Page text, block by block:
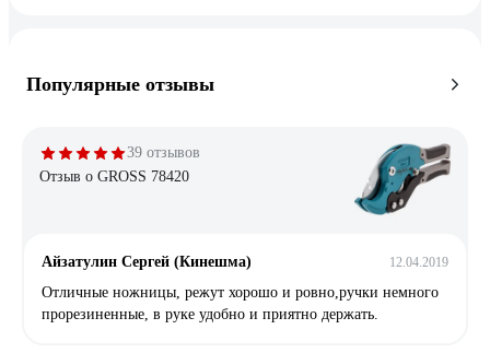
Популярные отзывы
39 отзывов
Отзыв о GROSS 78420
Айзатулин Сергей (Кинешма) 12.04.2019
Отличные ножницы, режут хорошо и ровно,ручки немного
прорезиненные, в руке удобно и приятно держать.